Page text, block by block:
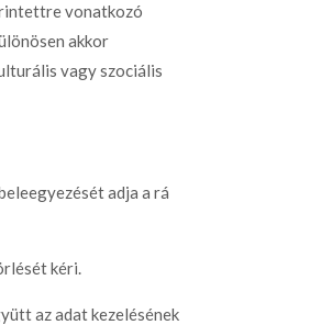
vonatkozó
akkor
vagy szociális
adja a rá
kéri.
az adat kezelésének